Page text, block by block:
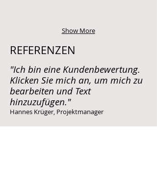
Show More
REFERENZEN
"Ich bin eine Kundenbewertung.
Klicken Sie mich an, um mich zu
bearbeiten und Text
hinzuzufügen."
Hannes Krüger, Projektmanager